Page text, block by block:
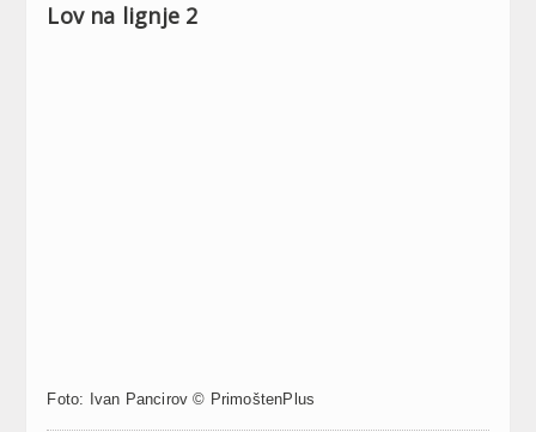
Lov na lignje 2
Foto: Ivan Pancirov © PrimoštenPlus